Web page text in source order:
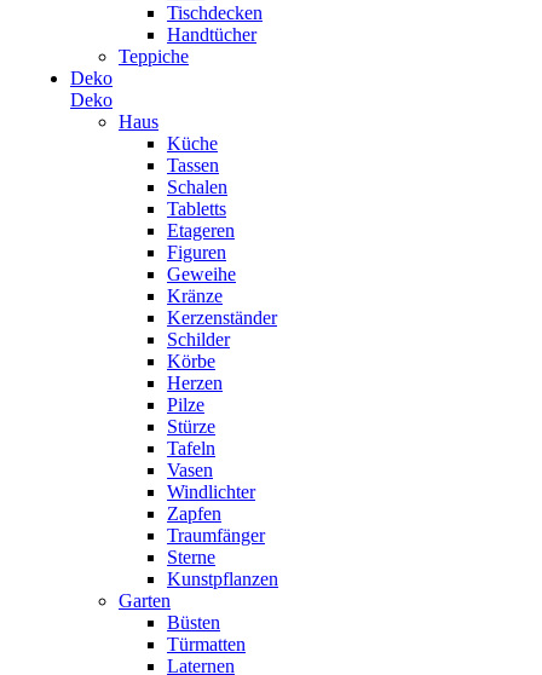
Tischdecken
Handtücher
Teppiche
Deko
Deko
Haus
Küche
Tassen
Schalen
Tabletts
Etageren
Figuren
Geweihe
Kränze
Kerzenständer
Schilder
Körbe
Herzen
Pilze
Stürze
Tafeln
Vasen
Windlichter
Zapfen
Traumfänger
Sterne
Kunstpflanzen
Garten
Büsten
Türmatten
Laternen